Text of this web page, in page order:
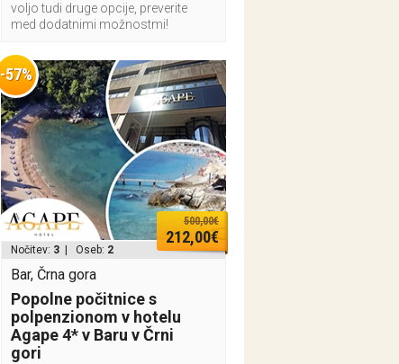
voljo tudi druge opcije, preverite
med dodatnimi možnostmi!
-57%
500,00€
212,00€
Nočitev: 3 | Oseb: 2
Bar, Črna gora
Popolne počitnice s
polpenzionom v hotelu
Agape 4* v Baru v Črni
gori